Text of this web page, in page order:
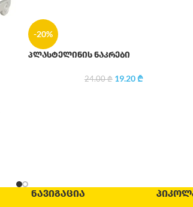
-20%
პლასტელინის ნაკრები
24.00₾ 19.20₾
ᲜᲐᲕᲘᲒᲐᲪᲘᲐ